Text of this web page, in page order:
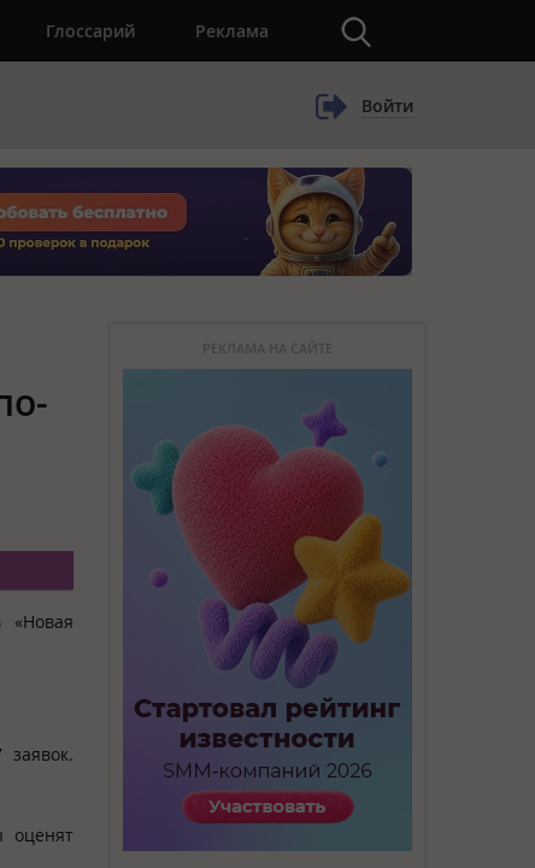
Глоссарий Реклама
Войти
«Новая
оценят
РЕКЛАМА НА САЙТЕ